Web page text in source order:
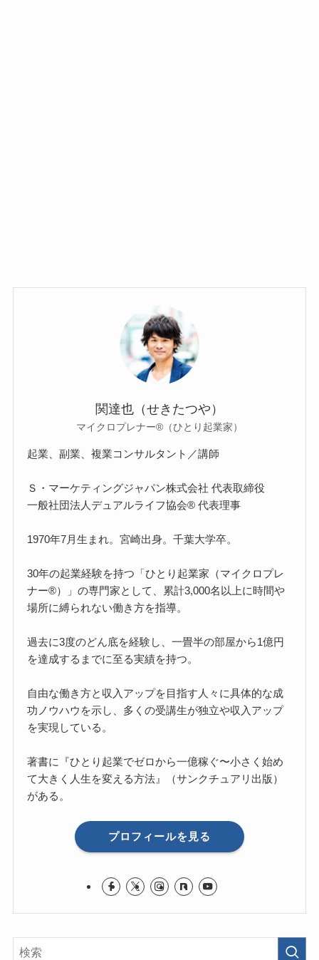
関達也（せきたつや）
マイクロプレナー®（ひとり起業家）
起業、副業、複業コンサルタント／講師
Ｓ・マーケティングジャパン株式会社 代表取締役
一般社団法人デュアルライフ協会® 代表理事
1970年7月生まれ。宮崎出身。千葉大学卒。
30年の起業経験を持つ「ひとり起業家（マイクロプレ
ナー®）」の専門家として、累計3,000名以上に時間や
場所に縛られない働き方を指導。
過去に3度のどん底を経験し、一畳半の部屋から1億円
を達成するまでに至る実績を持つ。
自由な働き方と収入アップを目指す人々に具体的な成
功ノウハウを示し、多くの受講生が独立や収入アップ
を実現している。
著書に『ひとり起業でゼロから一億稼ぐ〜小さく始め
て大きく人生を変える方法』（サンクチュアリ出版）
がある。
プロフィールを見る